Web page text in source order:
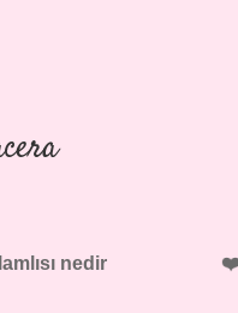
nedir